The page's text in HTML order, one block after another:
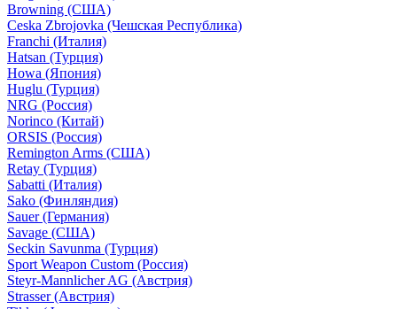
Browning (США)
Ceska Zbrojovka (Чешская Республика)
Franchi (Италия)
Hatsan (Турция)
Howa (Япония)
Huglu (Турция)
NRG (Россия)
Norinco (Китай)
ORSIS (Россия)
Remington Arms (США)
Retay (Турция)
Sabatti (Италия)
Sako (Финляндия)
Sauer (Германия)
Savage (США)
Seckin Savunma (Турция)
Sport Weapon Custom (Россия)
Steyr-Mannlicher AG (Австрия)
Strasser (Австрия)